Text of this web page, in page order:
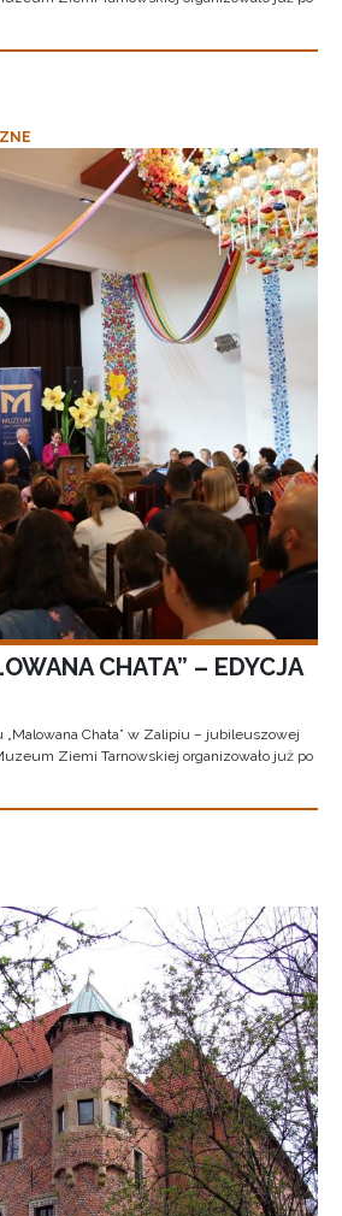
CHATA” – EDYCJA
„Malowana Chata” w Zalipiu – jubileuszowej
Ziemi Tarnowskiej organizowało już po